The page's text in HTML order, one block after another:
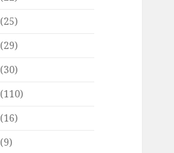
(25)
(29)
(30)
(110)
(16)
(9)